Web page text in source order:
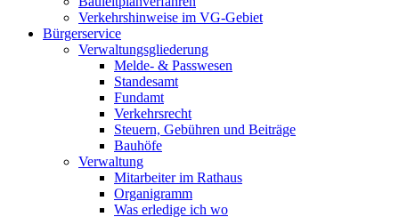
Verkehrshinweise im VG-Gebiet
Bürgerservice
Verwaltungsgliederung
Melde- & Passwesen
Standesamt
Fundamt
Verkehrsrecht
Steuern, Gebühren und Beiträge
Bauhöfe
Verwaltung
Mitarbeiter im Rathaus
Organigramm
Was erledige ich wo